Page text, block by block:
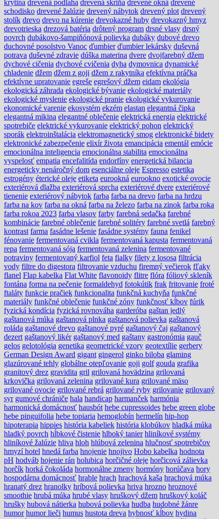
krytina drevená podlaha drevená skriňa drevené okná drevené
schodisko drevené žalúzie drevený nábytok drevený plot drevený
stolík drevo drevo na kúrenie drevokazné huby drevokazný hmyz
drevotrieska drezová batéria drôtený program drsné vlasy drsný
povrch dubákovo-šampiňónová polievka dubáky dubové drevo
duchovné posolstvo Vanoc ďumbier ďumbier lekársky duševná
potrava duševné zdravie dúška materina dvere dvojfarebný džem
dychové cičenia dychové cvičenia dyha dymovnica dynamické
chladenie džem džem z goji džem z rakytníka efektívna práčka
efektívne upratovanie egreše egrešový džem eidam ekológia
ekologická záhrada ekologické bývanie ekologické materiály
ekologické myslenie ekologické pranie ekologické vykurovanie
ekonomické varenie ekosystém ekzém elastan elegantná čipka
elegantná mikina elegantné oblečenie elektrická energia elektrické
spotrebiče elektrické vykurovanie elektrický pohon elektrický
sporák elektroinštalácia elektromagnetický smog elektronické bidety
elektronické zabezpečenie elixír života emancipácia ementál emócie
emocionálna inteligencia emocionálna stabilita emocionálna
vyspelosť empatia encefalitída endorfíny energetická bilancia
energeticky nenáročný dom esenciálne oleje Espresso estetika
estrogény éterické oleje etiketa eurookná eurookno exotické ovocie
exteriérová dlažba exteriérová sprcha exteriérové dvere exteriérové
tienenie exteriérový nábytok farba farba na drevo farba na hrdzu
farba na kov farba na okná farba na železo farba na zinok farba roka
farba rokoa 2023 farba vlasov farby farebná sedačka farebné
kombinácie farebné oblečenie farebné solitéry farebné svetlá farebný
kontrast farma fasádne lešenie fasádne systémy fauna fenikel
fénovanie fermentovaná cvikla fermentovaná kapusta fermentovaná
repa fermentovaná sója fermentovaná zelenina fermentované
potraviny fermentovaný karfiol feta fialky filety z lososa filtrácia
vody filtre do digestora filtrovanie vzduchu firemný večierok fľaky
flanel Flap kabelka Flat White flavonoidy flitre flóra fóliový skleník
fontána forma na pečenie formaldehyd fotokútik frak fritovanie froté
ftaláty funkcie pračiek funkcionalita funkčná kuchyňa funkčné
materiály funkčné oblečenie funkčné zóny funkčnosť kĺbov fúrik
fyzická kondícia fyzická rovnováha garderóba gaštan jedlý
gaštanová múka gaštanová plnka gaštanová polievka gaštanová
roláda gaštanové drevo gaštanové pyré gaštanový čaj gaštanový
dezert gaštanový likér gaštanový med gaštany gastronómia gauč
gelos gelotológia genetika geometrické vzory geotextílie gerbery
German Design Award gigant gingerol ginko biloba glaming
glazúrované tehly globálne otepľovanie goji golf gouda grafika
granitový drez gravidita gril grilovaná hovädzina grilovaná
krkovička grilovaná zelenina grilované kura grilované mäso
grilované ovocie grilované rebrá grilované ryby grilovanie grilovaný
syr gumové chrániče hala handicap harmanček harmónia
harmonická domácnosť hausbót hebe cupressoides hebe green globe
hebe pinguifolia hebe topiaria hemoglobín hermelín hip-hop
hipoterapia hippies história kabeliek história klobúkov hladká múka
hladký povrch hĺbkové čistenie hlboký tanier hliníkové systémy
hliníkové žalúzie hliva hloh hlúbová zelenina hlučnosť spotrebičov
hmyzí hotel hnedá farba hnojenie hnojivo Hobo kabelka hodnota
pH hodváb hojenie rán holubica horčičné oleje horčicová zálievka
horčík horká čokoláda hormonálne zmeny hormóny horúčava hory
hospodárna domácnosť hrable hrach hrachová kaša hrachová múka
hranatý drez hranolky hríbová polievka hriva hrozno hroznové
smoothie hrubá múka hrubé vlasy hruškový džem hruškový koláč
hrušky hubová nátierka hubová polievka hudba hudobné žánre
humor humor lieči humus hustota dreva hybnosť kĺbov hydina